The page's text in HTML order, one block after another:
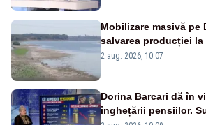
Mobilizare masivă pe
salvarea producției la
va detona o stâncă și
2 aug. 2026, 10:07
Dorina Barcari dă în
înghețării pensiilor.